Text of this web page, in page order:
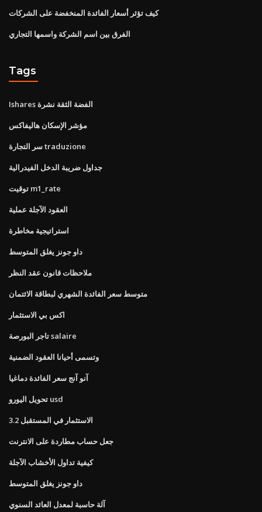
كيف تؤثر أسعار الفائدة المنخفضة على الشركات
الفرق بين اسم الشركة واسمها التجاري
Tags
Ishares الفضة الثقة نشرة
مؤشر الإسكان هاليفاكس
سر التجارة traduzione
جداول ضريبة الدخل الفيدرالية
توقيت m1_rate
العقود الآجلة عملية
استراتيجية مخاطرة
داو جونز يغلق المتوسط
ملاحظات قانون عقد النظر
متوسط ​​سعر الفائدة الشهري لبطاقة الائتمان
اكس بي الاستثمار
تاجر البورصة salaire
وتسمى أحيانا العقود الضمنية
آنو آنج سعر الفائدة دماغيا
تحويل اليورو usd
3.2 الاستثمار في المستقبل
جعل حساب مطاردة على الانترنت
كيفية تداول الأخشاب الآجلة
داو جونز يغلق المتوسط
آلة حاسبة لمعدل العائد السنوي